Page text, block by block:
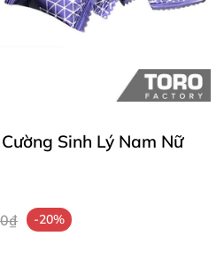
Sinh Lý Nam Nữ
-20%